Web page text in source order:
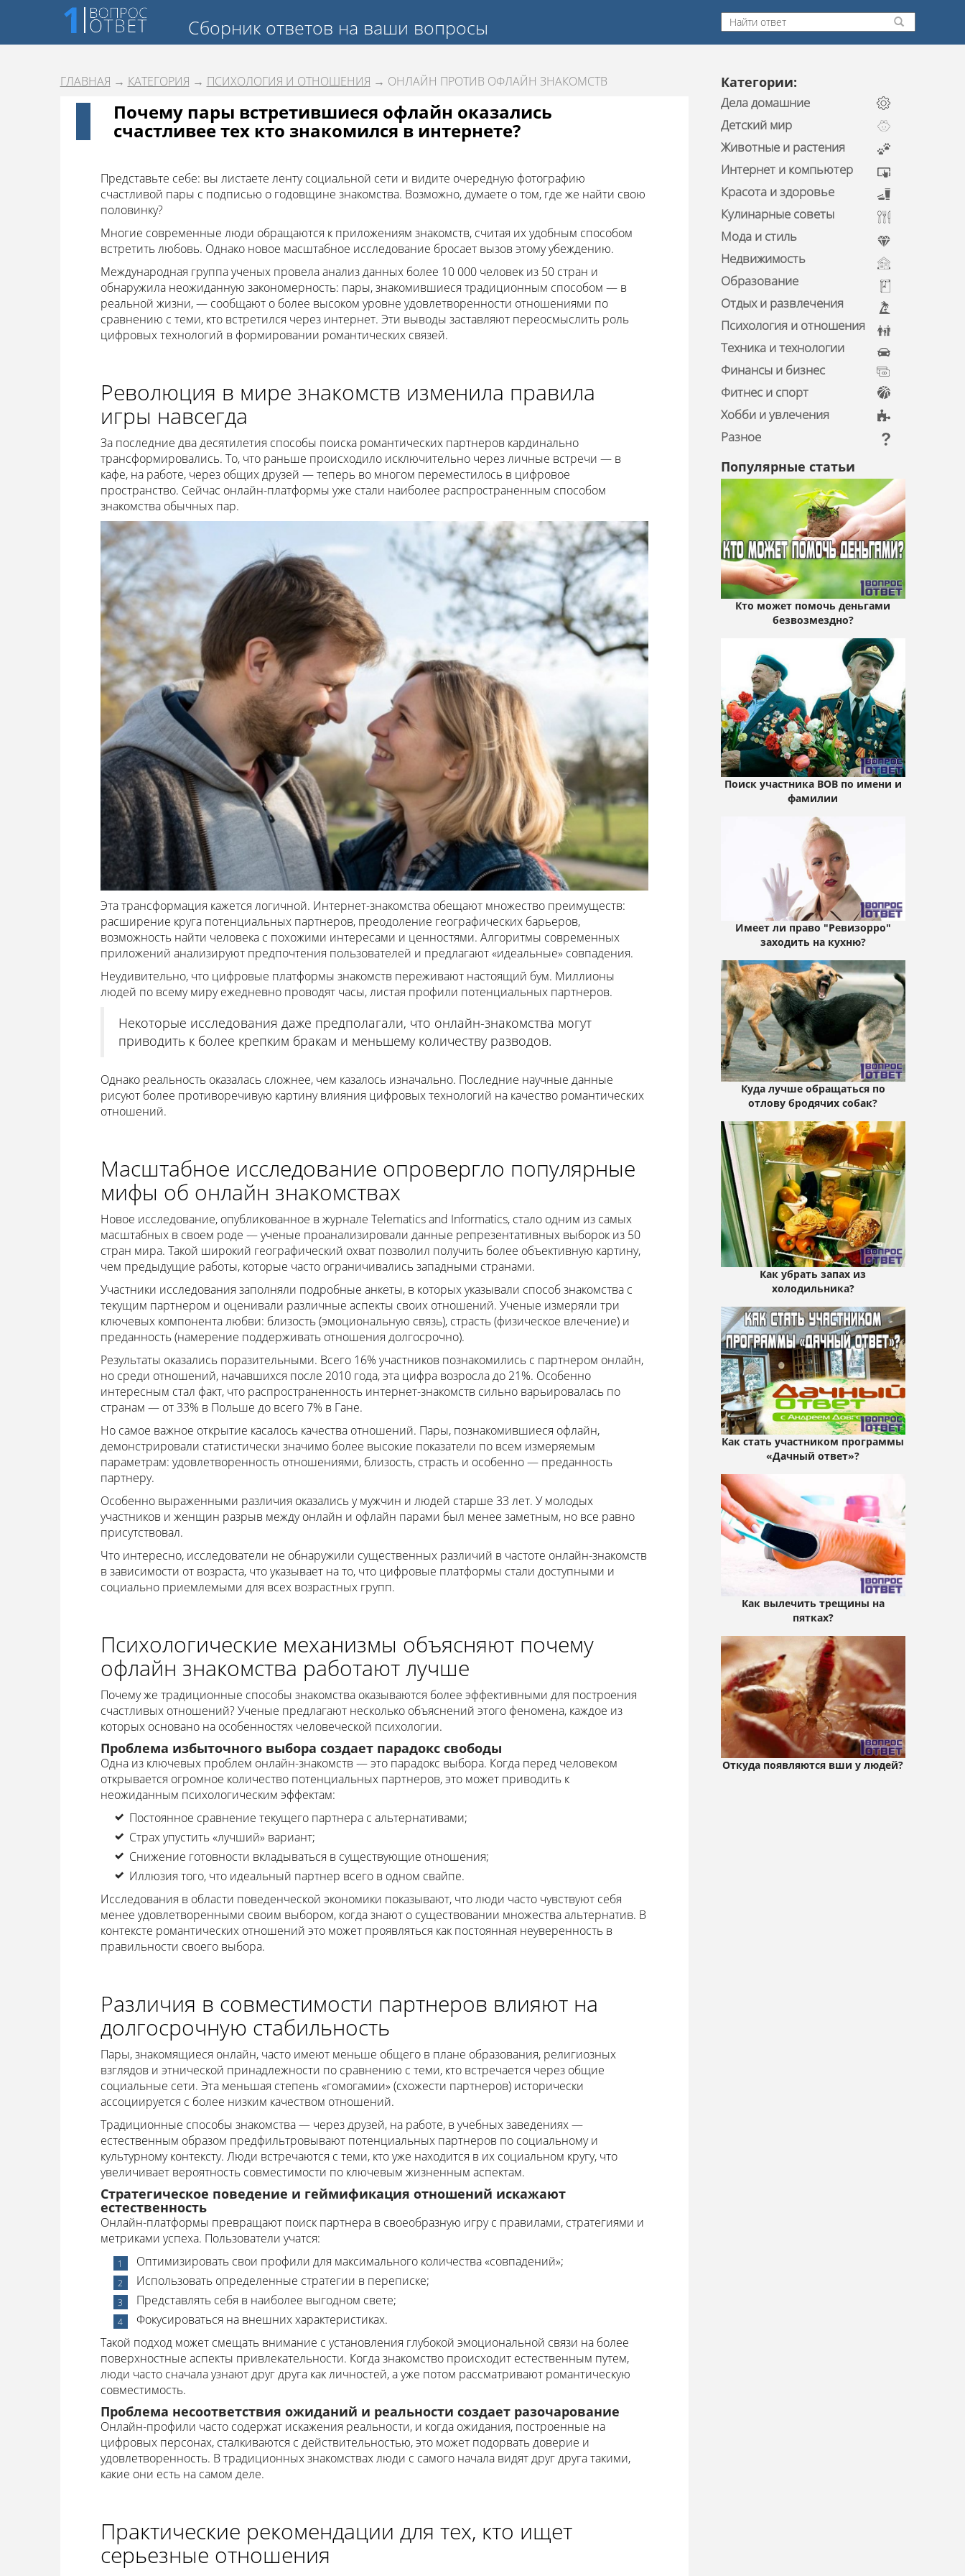
Сборник ответов на ваши вопросы
ГЛАВНАЯ → КАТЕГОРИЯ → ПСИХОЛОГИЯ И ОТНОШЕНИЯ → ОНЛАЙН ПРОТИВ ОФЛАЙН ЗНАКОМСТВ
Почему пары встретившиеся офлайн оказались
счастливее тех кто знакомился в интернете?
Представьте себе: вы листаете ленту социальной сети и видите очередную фотографию
счастливой пары с подписью о годовщине знакомства. Возможно, думаете о том, где же найти свою
половинку?
Многие современные люди обращаются к приложениям знакомств, считая их удобным способом
встретить любовь. Однако новое масштабное исследование бросает вызов этому убеждению.
Международная группа ученых провела анализ данных более 10 000 человек из 50 стран и
обнаружила неожиданную закономерность: пары, знакомившиеся традиционным способом — в
реальной жизни, — сообщают о более высоком уровне удовлетворенности отношениями по
сравнению с теми, кто встретился через интернет. Эти выводы заставляют переосмыслить роль
цифровых технологий в формировании романтических связей.
Революция в мире знакомств изменила правила
игры навсегда
За последние два десятилетия способы поиска романтических партнеров кардинально
трансформировались. То, что раньше происходило исключительно через личные встречи — в
кафе, на работе, через общих друзей — теперь во многом переместилось в цифровое
пространство. Сейчас онлайн-платформы уже стали наиболее распространенным способом
знакомства обычных пар.
Эта трансформация кажется логичной. Интернет-знакомства обещают множество преимуществ:
расширение круга потенциальных партнеров, преодоление географических барьеров,
возможность найти человека с похожими интересами и ценностями. Алгоритмы современных
приложений анализируют предпочтения пользователей и предлагают «идеальные» совпадения.
Неудивительно, что цифровые платформы знакомств переживают настоящий бум. Миллионы
людей по всему миру ежедневно проводят часы, листая профили потенциальных партнеров.
Некоторые исследования даже предполагали, что онлайн-знакомства могут
приводить к более крепким бракам и меньшему количеству разводов.
Однако реальность оказалась сложнее, чем казалось изначально. Последние научные данные
рисуют более противоречивую картину влияния цифровых технологий на качество романтических
отношений.
Масштабное исследование опровергло популярные
мифы об онлайн знакомствах
Новое исследование, опубликованное в журнале Telematics and Informatics, стало одним из самых
масштабных в своем роде — ученые проанализировали данные репрезентативных выборок из 50
стран мира. Такой широкий географический охват позволил получить более объективную картину,
чем предыдущие работы, которые часто ограничивались западными странами.
Участники исследования заполняли подробные анкеты, в которых указывали способ знакомства с
текущим партнером и оценивали различные аспекты своих отношений. Ученые измеряли три
ключевых компонента любви: близость (эмоциональную связь), страсть (физическое влечение) и
преданность (намерение поддерживать отношения долгосрочно).
Результаты оказались поразительными. Всего 16% участников познакомились с партнером онлайн,
но среди отношений, начавшихся после 2010 года, эта цифра возросла до 21%. Особенно
интересным стал факт, что распространенность интернет-знакомств сильно варьировалась по
странам — от 33% в Польше до всего 7% в Гане.
Но самое важное открытие касалось качества отношений. Пары, познакомившиеся офлайн,
демонстрировали статистически значимо более высокие показатели по всем измеряемым
параметрам: удовлетворенность отношениями, близость, страсть и особенно — преданность
партнеру.
Особенно выраженными различия оказались у мужчин и людей старше 33 лет. У молодых
участников и женщин разрыв между онлайн и офлайн парами был менее заметным, но все равно
присутствовал.
Что интересно, исследователи не обнаружили существенных различий в частоте онлайн-знакомств
в зависимости от возраста, что указывает на то, что цифровые платформы стали доступными и
социально приемлемыми для всех возрастных групп.
Психологические механизмы объясняют почему
офлайн знакомства работают лучше
Почему же традиционные способы знакомства оказываются более эффективными для построения
счастливых отношений? Ученые предлагают несколько объяснений этого феномена, каждое из
которых основано на особенностях человеческой психологии.
Проблема избыточного выбора создает парадокс свободы
Одна из ключевых проблем онлайн-знакомств — это парадокс выбора. Когда перед человеком
открывается огромное количество потенциальных партнеров, это может приводить к
неожиданным психологическим эффектам:
Постоянное сравнение текущего партнера с альтернативами;
Страх упустить «лучший» вариант;
Снижение готовности вкладываться в существующие отношения;
Иллюзия того, что идеальный партнер всего в одном свайпе.
Исследования в области поведенческой экономики показывают, что люди часто чувствуют себя
менее удовлетворенными своим выбором, когда знают о существовании множества альтернатив. В
контексте романтических отношений это может проявляться как постоянная неуверенность в
правильности своего выбора.
Различия в совместимости партнеров влияют на
долгосрочную стабильность
Пары, знакомящиеся онлайн, часто имеют меньше общего в плане образования, религиозных
взглядов и этнической принадлежности по сравнению с теми, кто встречается через общие
социальные сети. Эта меньшая степень «гомогамии» (схожести партнеров) исторически
ассоциируется с более низким качеством отношений.
Традиционные способы знакомства — через друзей, на работе, в учебных заведениях —
естественным образом предфильтровывают потенциальных партнеров по социальному и
культурному контексту. Люди встречаются с теми, кто уже находится в их социальном кругу, что
увеличивает вероятность совместимости по ключевым жизненным аспектам.
Стратегическое поведение и геймификация отношений искажают
естественность
Онлайн-платформы превращают поиск партнера в своеобразную игру с правилами, стратегиями и
метриками успеха. Пользователи учатся:
Оптимизировать свои профили для максимального количества «совпадений»;
Использовать определенные стратегии в переписке;
Представлять себя в наиболее выгодном свете;
Фокусироваться на внешних характеристиках.
Такой подход может смещать внимание с установления глубокой эмоциональной связи на более
поверхностные аспекты привлекательности. Когда знакомство происходит естественным путем,
люди часто сначала узнают друг друга как личностей, а уже потом рассматривают романтическую
совместимость.
Проблема несоответствия ожиданий и реальности создает разочарование
Онлайн-профили часто содержат искажения реальности, и когда ожидания, построенные на
цифровых персонах, сталкиваются с действительностью, это может подорвать доверие и
удовлетворенность. В традиционных знакомствах люди с самого начала видят друг друга такими,
какие они есть на самом деле.
Практические рекомендации для тех, кто ищет
серьезные отношения
Категории:
Дела домашние
Детский мир
Животные и растения
Интернет и компьютер
Красота и здоровье
Кулинарные советы
Мода и стиль
Недвижимость
Образование
Отдых и развлечения
Психология и отношения
Техника и технологии
Финансы и бизнес
Фитнес и спорт
Хобби и увлечения
Разное
Популярные статьи
Кто может помочь деньгами
безвозмездно?
Поиск участника ВОВ по имени и
фамилии
Имеет ли право "Ревизорро"
заходить на кухню?
Куда лучше обращаться по
отлову бродячих собак?
Как убрать запах из
холодильника?
Как стать участником программы
«Дачный ответ»?
Как вылечить трещины на
пятках?
Откуда появляются вши у людей?